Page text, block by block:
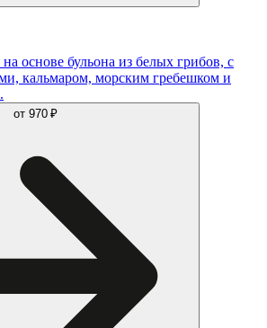
основе бульона из белых грибов, с
кальмаром, морским гребешком и
от 970 ₽